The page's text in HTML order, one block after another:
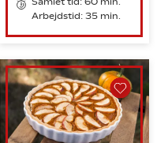
Arbejdstid: 35 min.